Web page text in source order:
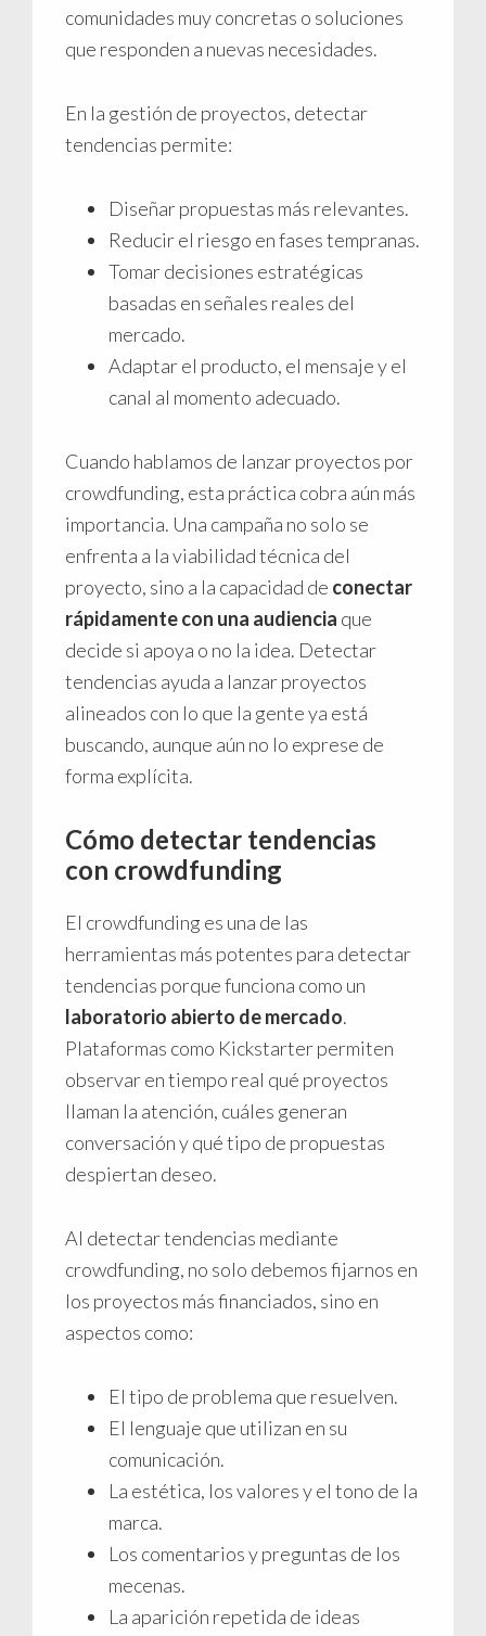
comunidades muy concretas o soluciones
que responden a nuevas necesidades.
En la gestión de proyectos, detectar
tendencias permite:
Diseñar propuestas más relevantes.
Reducir el riesgo en fases tempranas.
Tomar decisiones estratégicas
basadas en señales reales del
mercado.
Adaptar el producto, el mensaje y el
canal al momento adecuado.
Cuando hablamos de lanzar proyectos por
crowdfunding, esta práctica cobra aún más
importancia. Una campaña no solo se
enfrenta a la viabilidad técnica del
proyecto, sino a la capacidad de conectar
rápidamente con una audiencia que
decide si apoya o no la idea. Detectar
tendencias ayuda a lanzar proyectos
alineados con lo que la gente ya está
buscando, aunque aún no lo exprese de
forma explícita.
Cómo detectar tendencias
con crowdfunding
El crowdfunding es una de las
herramientas más potentes para detectar
tendencias porque funciona como un
laboratorio abierto de mercado.
Plataformas como Kickstarter permiten
observar en tiempo real qué proyectos
llaman la atención, cuáles generan
conversación y qué tipo de propuestas
despiertan deseo.
Al detectar tendencias mediante
crowdfunding, no solo debemos fijarnos en
los proyectos más financiados, sino en
aspectos como:
El tipo de problema que resuelven.
El lenguaje que utilizan en su
comunicación.
La estética, los valores y el tono de la
marca.
Los comentarios y preguntas de los
mecenas.
La aparición repetida de ideas